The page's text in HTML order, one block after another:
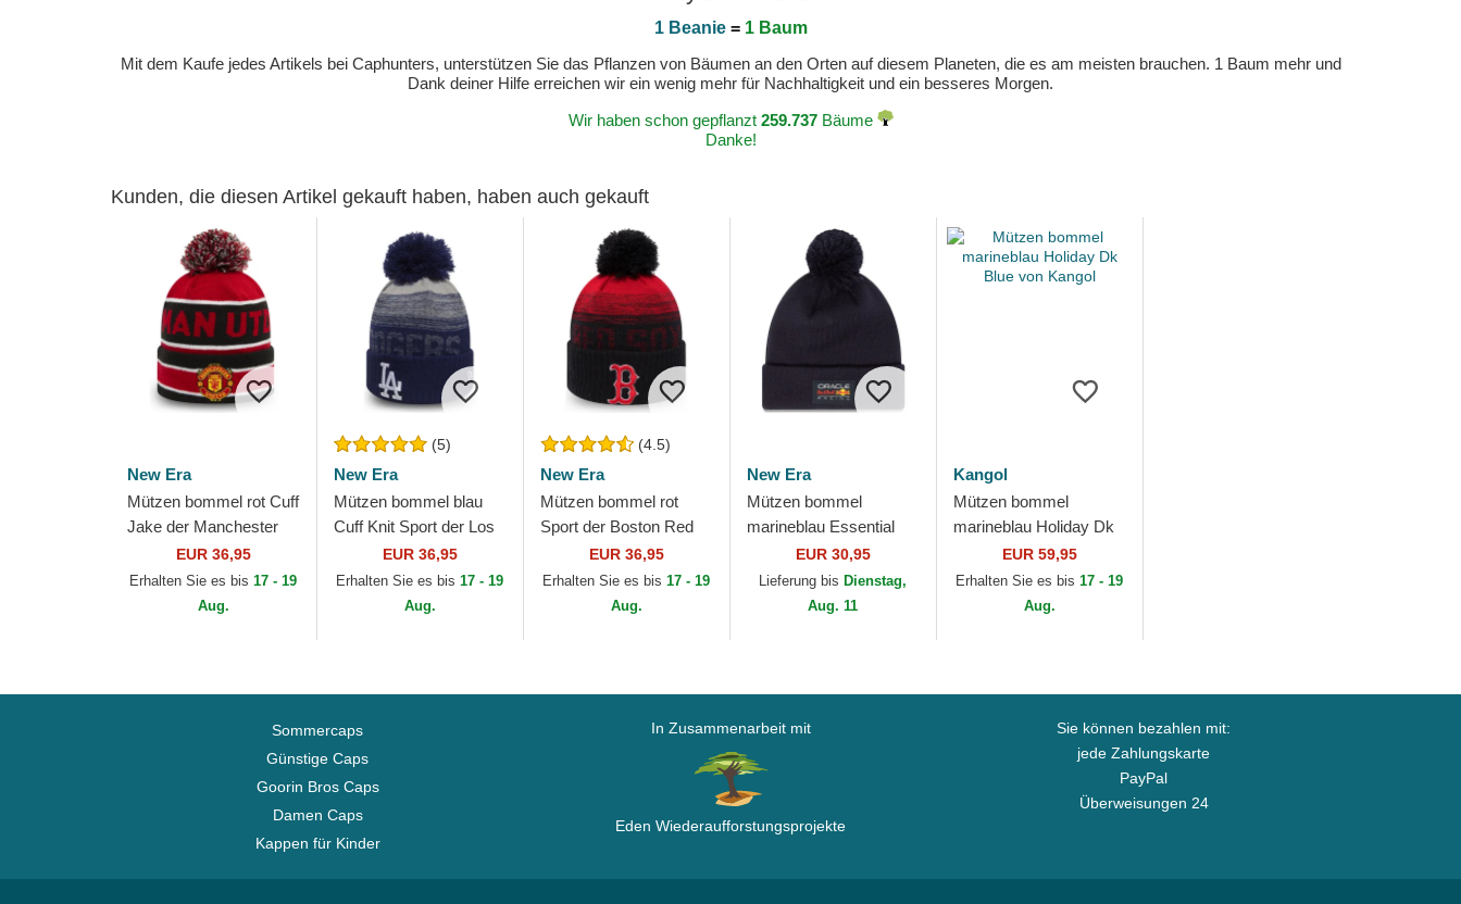
1 Beanie= 1 Baum
Mit dem Kaufe jedes Artikels bei Caphunters, unterstützen Sie das Pflanzen von Bäumen an den Orten auf diesem Planeten, die es am meisten brauchen. 1 Baum mehr und
Dank deiner Hilfe erreichen wir ein wenig mehr für Nachhaltigkeit und ein besseres Morgen.
Wir haben schon gepflanzt 259.737Bäume
Danke!
Kunden, die diesen Artikel gekauft haben, haben auch gekauft
New Era
Mützen bommel rot Cuff
Jake der Manchester
United Football Club
Premier League von
EUR 36,95
Erhalten Sie es bis17 - 19
Aug.
(5)
New Era
Mützen bommel blau
Cuff Knit Sport der Los
Angeles Dodgers MLB
von New Era
EUR 36,95
Erhalten Sie es bis17 - 19
Aug.
(4.5)
New Era
Mützen bommel rot
Sport der Boston Red
Sox MLB von New Era
EUR 36,95
Erhalten Sie es bis17 - 19
Aug.
New Era
Mützen bommel
marineblau Essential
der Red Bull Racing
Formula 1 von New Era
EUR 30,95
Lieferung bis Dienstag,
Aug. 11
Kangol
Mützen bommel
marineblau Holiday Dk
Blue von Kangol
EUR 59,95
Erhalten Sie es bis17 - 19
Aug.
Sommercaps
Günstige Caps
Goorin Bros Caps
Damen Caps
Kappen für Kinder
In Zusammenarbeit mit
Eden Wiederaufforstungsprojekte
Sie können bezahlen mit:
jede Zahlungskarte
PayPal
Überweisungen 24